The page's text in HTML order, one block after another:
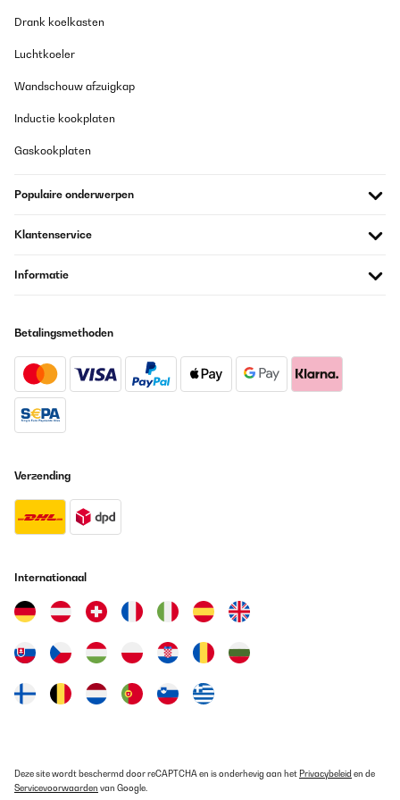
Artikel wie beschrieben, einfache Montage und Bedienung, sehr
24/06/2022
Mackelose Verarbeitung. Beleuchtung super. Funkfernbedienung
sehr solide. Montage problemlos. Der nächste Winter kann
GECONTROLEERDE BEOORDELING
26/03/2022
es kaum auf, außer man möchte eine schöne Atmosphäre mit
Lichtern schaffen. Wärmt gut und unaufdringlich.
Drank koelkasten
Luchtkoeler
Wandschouw afzuigkap
Inductie kookplaten
Gaskookplaten
Populaire onderwerpen
Klantenservice
Informatie
Betalingsmethoden
Verzending
Internationaal
Deze site wordt beschermd door reCAPTCHA en is onderhevig aan het Privacybeleid en de
Servicevoorwaarden van Google.